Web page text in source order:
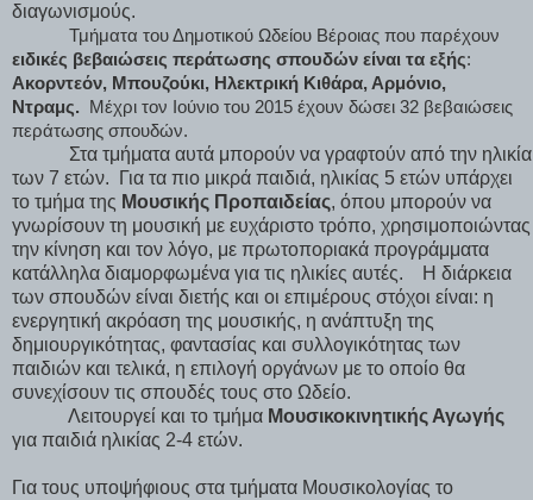
διαγωνισμούς.
Τμήματα του Δημοτικού Ωδείου Βέροιας που παρέχουν
ειδικές βεβαιώσεις περάτωσης σπουδών είναι τα εξής:
Ακορντεόν, Μπουζούκι, Ηλεκτρική Κιθάρα, Αρμόνιο,
Ντραμς.
Μέχρι τον Ιούνιο του 2015 έχουν δώσει 32 βεβαιώσεις
περάτωσης σπουδών.
Στα τμήματα αυτά μπορούν να γραφτούν από την ηλικία
των 7 ετών.
Για τα πιο μικρά παιδιά, ηλικίας 5 ετών υπάρχει
το τμήμα της Μουσικής Προπαιδείας, όπου μπορούν να
γνωρίσουν τη μουσική με ευχάριστο τρόπο, χρησιμοποιώντας
την κίνηση και τον λόγο, με πρωτοποριακά προγράμματα
κατάλληλα διαμορφωμένα για τις ηλικίες αυτές.
Η διάρκεια
των σπουδών είναι διετής και οι επιμέρους στόχοι είναι: η
ενεργητική ακρόαση της μουσικής, η ανάπτυξη της
δημιουργικότητας, φαντασίας και συλλογικότητας των
παιδιών και τελικά, η επιλογή οργάνων με το οποίο θα
συνεχίσουν τις σπουδές τους στο Ωδείο.
Λειτουργεί και το τμήμα Μουσικοκινητικής Αγωγής
για παιδιά ηλικίας 2-4 ετών.
Για τους υποψήφιους στα τμήματα Μουσικολογίας το